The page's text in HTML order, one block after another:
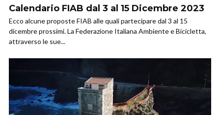
Calendario FIAB dal 3 al 15 Dicembre 2023
Ecco alcune proposte FIAB alle quali partecipare dal 3 al 15
dicembre prossimi. La Federazione Italiana Ambiente e Bicicletta,
attraverso le sue...